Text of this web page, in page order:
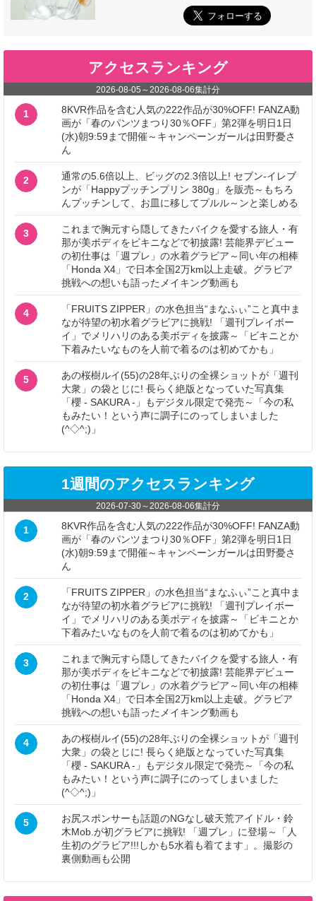
アクセスランキング
2026-08-05 ～2026-08-06集計分
1
8KVR作品を含む人気の222作品が30%OFF! FANZA動
画が「春のパンツまつり30％OFF」第2弾を明日1日
(水)朝9:59まで開催～キャンペーンガールは田野憂さ
ん
2
通常の5.6倍以上、ビッグの2.3倍以上! セブン‐イレブ
ンが「Happyプッチンプリン 380g」を販売～もちろ
んプッチンして、お皿に移してプルル～ンと楽しめる
3
これまで胸元すら隠してきたバイクを愛する旅人・有
那が美ボディをビキニなどで初披露! 芸能界デビュー
の初仕事は「週プレ」の水着グラビア～同い年の相棒
「Honda X4」で日本全国2万km以上走破。グラビア
挑戦への想いも語ったメイキング動画も
4
「FRUITS ZIPPER」の水色担当“まなふぃ”こと真中ま
なが待望の初水着グラビアに挑戦! 「週刊プレイボー
イ」でメリハリのある美ボディを披露～「ビキニとか
下着みたいなものを人前で着るのは初めてかも」
5
あの桜樹ルイ(55)の28年ぶりの全裸ショットが「週刊
大衆」の袋とじに! 長らく絶版となっていた写真集
「櫻 - SAKURA -」もデジタル限定で発売～「今の私
もみたい！という声に調子にのってしまいました
(^◇^;)」
1週間のアクセスランキング
2026-07-30～2026-08-06集計分
1
8KVR作品を含む人気の222作品が30%OFF! FANZA動
画が「春のパンツまつり30％OFF」第2弾を明日1日
(水)朝9:59まで開催～キャンペーンガールは田野憂さ
ん
2
「FRUITS ZIPPER」の水色担当“まなふぃ”こと真中ま
なが待望の初水着グラビアに挑戦! 「週刊プレイボー
イ」でメリハリのある美ボディを披露～「ビキニとか
下着みたいなものを人前で着るのは初めてかも」
3
これまで胸元すら隠してきたバイクを愛する旅人・有
那が美ボディをビキニなどで初披露! 芸能界デビュー
の初仕事は「週プレ」の水着グラビア～同い年の相棒
「Honda X4」で日本全国2万km以上走破。グラビア
挑戦への想いも語ったメイキング動画も
4
あの桜樹ルイ(55)の28年ぶりの全裸ショットが「週刊
大衆」の袋とじに! 長らく絶版となっていた写真集
「櫻 - SAKURA -」もデジタル限定で発売～「今の私
もみたい！という声に調子にのってしまいました
(^◇^;)」
5
お尻スポンサーも話題のNGなし破天荒アイドル・鈴
木Mob.が初グラビアに挑戦! 「週プレ」に登場～「人
生初のグラビア!!!しかも5水着も着てます」。撮影の
裏側動画も公開